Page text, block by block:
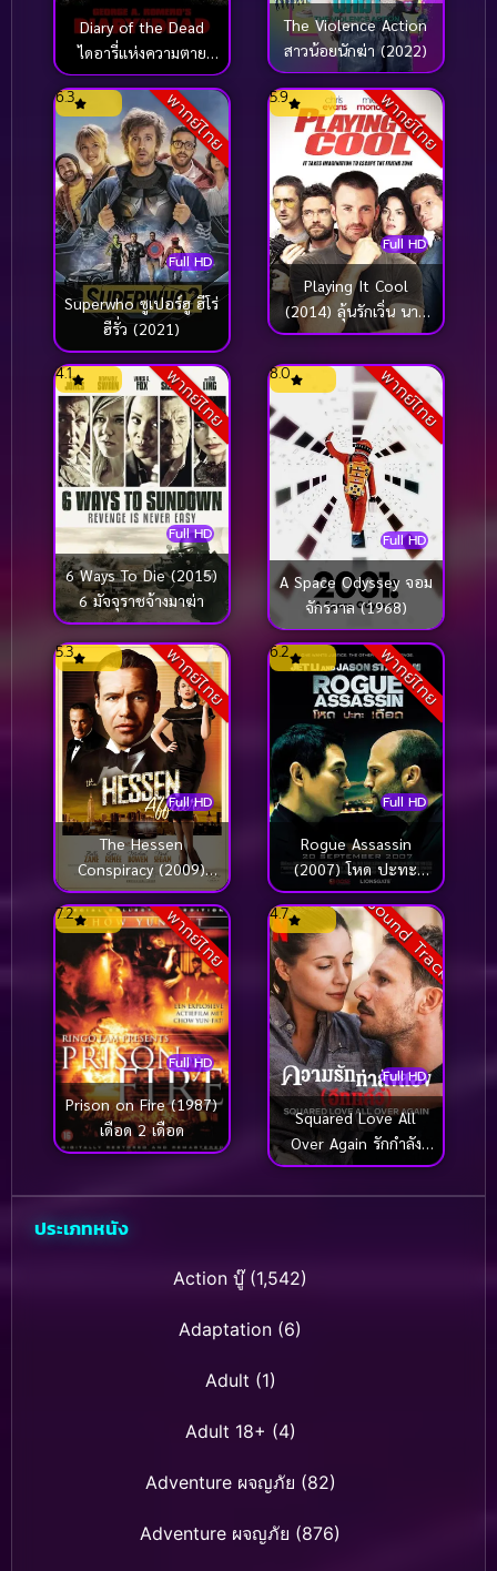
Diary of the Dead
ไดอารี่แห่งความตาย
(2007)
The Violence Action
สาวน้อยนักฆ่า (2022)
พากย์ไทย
Full HD
6.3
Superwho ซูเปอร์ฮู ฮีโร่
ฮีรั่ว (2021)
พากย์ไทย
Full HD
5.9
Playing It Cool
(2014) ลุ้นรักเวิ่น นาย
หล่อเวอร์
พากย์ไทย
Full HD
4.1
6 Ways To Die (2015)
6 มัจจุราชจ้างมาฆ่า
พากย์ไทย
Full HD
8.0
A Space Odyssey จอม
จักรวาล (1968)
พากย์ไทย
Full HD
5.3
The Hessen
Conspiracy (2009)
ยอดคนอันตรายเย้ยนรก
พากย์ไทย
Full HD
6.2
Rogue Assassin
(2007) โหด ปะทะ
เดือด
พากย์ไทย
Full HD
7.2
Prison on Fire (1987)
เดือด 2 เดือด
Sound Track
Full HD
4.7
Squared Love All
Over Again รักกำลัง
สอง (อีกแล้ว) (2022)
ประเภทหนัง
Action บู๊(1,542)
Adaptation (6)
Adult (1)
Adult 18+ (4)
Adventure ผจญภัย (82)
Adventure ผจญภัย (876)